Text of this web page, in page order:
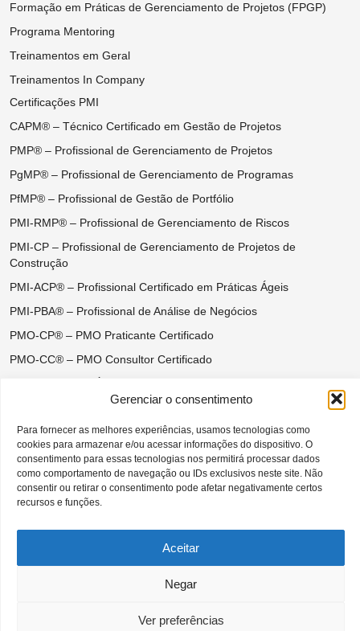
Gerenciar o consentimento
Para fornecer as melhores experiências, usamos tecnologias como
cookies para armazenar e/ou acessar informações do dispositivo. O
consentimento para essas tecnologias nos permitirá processar dados
como comportamento de navegação ou IDs exclusivos neste site. Não
consentir ou retirar o consentimento pode afetar negativamente certos
recursos e funções.
Aceitar
Negar
Ver preferências
Formação em Práticas de Gerenciamento de Projetos (FPGP)
Programa Mentoring
Treinamentos em Geral
Treinamentos In Company
Certificações PMI
CAPM® – Técnico Certificado em Gestão de Projetos
PMP® – Profissional de Gerenciamento de Projetos
PgMP® – Profissional de Gerenciamento de Programas
PfMP® – Profissional de Gestão de Portfólio
PMI-RMP® – Profissional de Gerenciamento de Riscos
PMI-CP – Profissional de Gerenciamento de Projetos de
Construção
PMI-ACP® – Profissional Certificado em Práticas Ágeis
PMI-PBA® – Profissional de Análise de Negócios
PMO-CP® – PMO Praticante Certificado
PMO-CC® – PMO Consultor Certificado
DASM® – Disciplined Agile Scrum Master
DASSM® – Disciplined Agile Senior Scrum Master
DAC® – Disciplined Agile Coach
DAVSC® – Disciplined Agile Value Stream Consultant
CAPÍTULO SÃO PAULO BRASIL DO
PROJECT MANAGEMENT INSTITUTE |